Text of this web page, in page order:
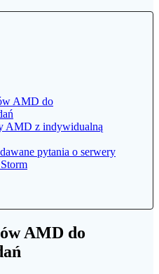
AMD do
AMD z indywidualną
pytania o serwery
AMD do